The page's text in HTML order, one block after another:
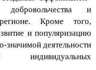
добровольчестваи
. Кроме того,
и популяризацию
значимой деятельности
индивидуальных